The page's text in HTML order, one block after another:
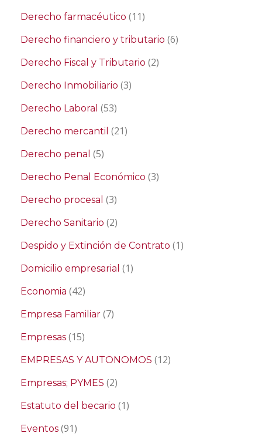
Derecho farmacéutico (11)
Derecho financiero y tributario (6)
Derecho Fiscal y Tributario (2)
Derecho Inmobiliario (3)
Derecho Laboral (53)
Derecho mercantil (21)
Derecho penal (5)
Derecho Penal Económico (3)
Derecho procesal (3)
Derecho Sanitario (2)
Despido y Extinción de Contrato (1)
Domicilio empresarial (1)
Economia (42)
Empresa Familiar (7)
Empresas (15)
EMPRESAS Y AUTONOMOS (12)
Empresas; PYMES (2)
Estatuto del becario (1)
Eventos (91)